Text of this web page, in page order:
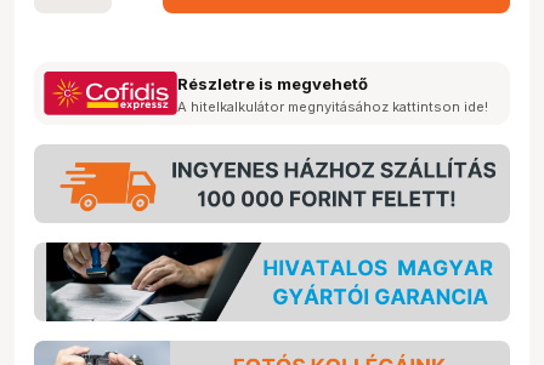
Részletre is megvehető
A hitelkalkulátor megnyitásához kattintson ide!